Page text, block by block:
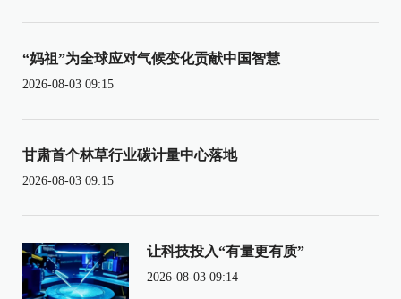
“妈祖”为全球应对气候变化贡献中国智慧
2026-08-03 09:15
甘肃首个林草行业碳计量中心落地
2026-08-03 09:15
让科技投入“有量更有质”
2026-08-03 09:14